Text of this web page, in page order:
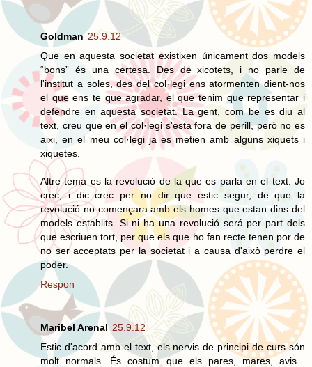
Goldman 25.9.12
Que en aquesta societat existixen únicament dos models
“bons” és una certesa. Des de xicotets, i no parle de
l'institut a soles, des del col·legi ens atormenten dient-nos
el que ens te que agradar, el que tenim que representar i
defendre en aquesta societat. La gent, com be es diu al
text, creu que en el col·legi s'esta fora de perill, però no es
aixi, en el meu col·legi ja es metien amb alguns xiquets i
xiquetes.
Altre tema es la revolució de la que es parla en el text. Jo
crec, i dic crec per no dir que estic segur, de que la
revolució no començara amb els homes que estan dins del
models establits. Si ni ha una revolució será per part dels
que escriuen tort, per que els que ho fan recte tenen por de
no ser acceptats per la societat i a causa d'això perdre el
poder.
Respon
Maribel Arenal 25.9.12
Estic d'acord amb el text, els nervis de principi de curs són
molt normals. És costum que els pares, mares, avis...